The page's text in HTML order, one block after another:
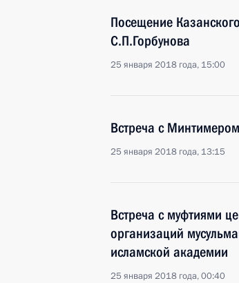
Посещение
С.П.Горбунова
25 января 2018 года, 15:00
Встреча с
25 января 2018 года, 13:15
Встреча с муфтиями
организаций
исламской академии
25 января 2018 года, 00:40